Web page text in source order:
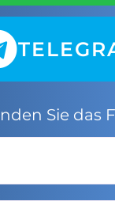
Sie das